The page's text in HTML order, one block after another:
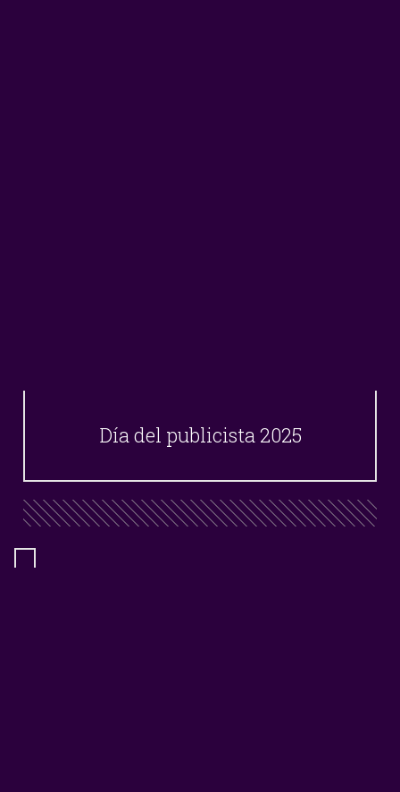
Día del publicista 2025